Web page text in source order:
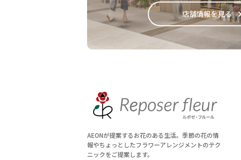
店舗情報を見る
AEONが提案するお花のある生活。季節の花の情
報やちょっとしたフラワーアレンジメントのテク
ニックをご提案します。